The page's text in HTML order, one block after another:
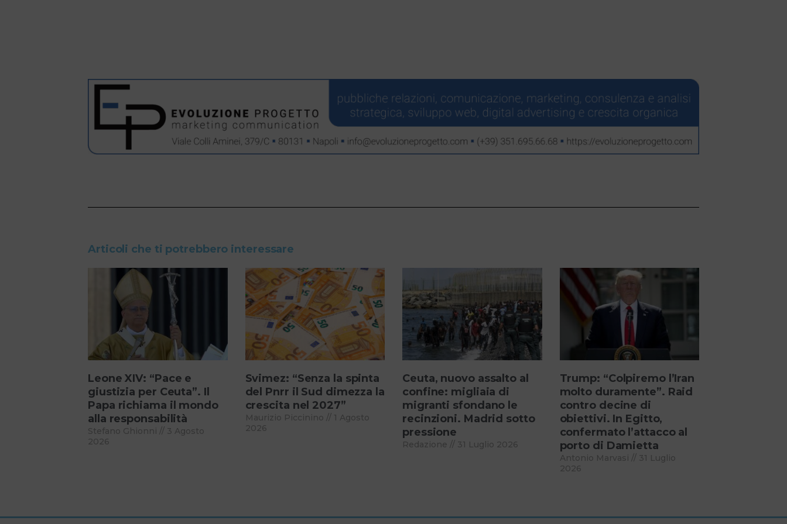
Articoli che ti potrebbero interessare
Leone XIV: “Pace e
giustizia per Ceuta”. Il
Papa richiama il mondo
alla responsabilità
Stefano Ghionni
3 Agosto
2026
Svimez: “Senza la spinta
del Pnrr il Sud dimezza la
crescita nel 2027”
Maurizio Piccinino
1 Agosto
2026
Ceuta, nuovo assalto al
confine: migliaia di
migranti sfondano le
recinzioni. Madrid sotto
pressione
Redazione 31 Luglio 2026
Trump: “Colpiremo l’Iran
molto duramente”. Raid
contro decine di
obiettivi. In Egitto,
confermato l’attacco al
porto di Damietta
Antonio Marvasi
31 Luglio
2026